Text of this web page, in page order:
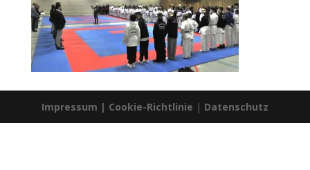
Impressum | Cookie-Richtlinie | Datenschutz